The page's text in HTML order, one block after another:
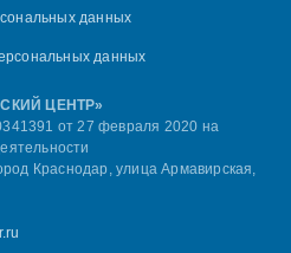
данных
данных
ЦЕНТР»
от 27 февраля 2020 на
Краснодар, улица Армавирская,